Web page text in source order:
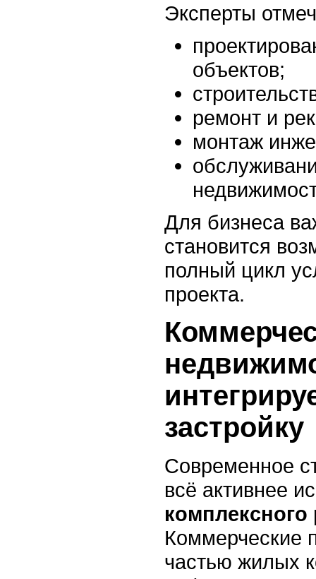
Эксперты
объектов;
ремонт и
монтаж
Для бизнеса
становится
полный цикл
проекта.
застройку
Современное
всё активнее
комплексного
Коммерческие
частью жилых